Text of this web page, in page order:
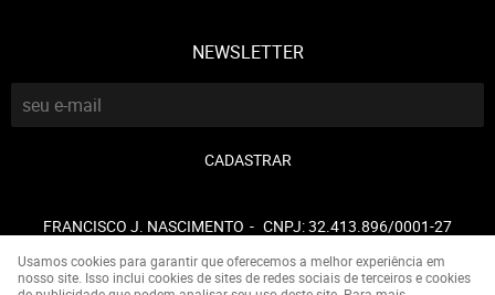
NEWSLETTER
CADASTRAR
FRANCISCO J. NASCIMENTO CNPJ: 32.413.896/0001-27
Usamos cookies para garantir que oferecemos a melhor experiência em
nosso site. Isso inclui cookies de sites de redes sociais de terceiros e cookies